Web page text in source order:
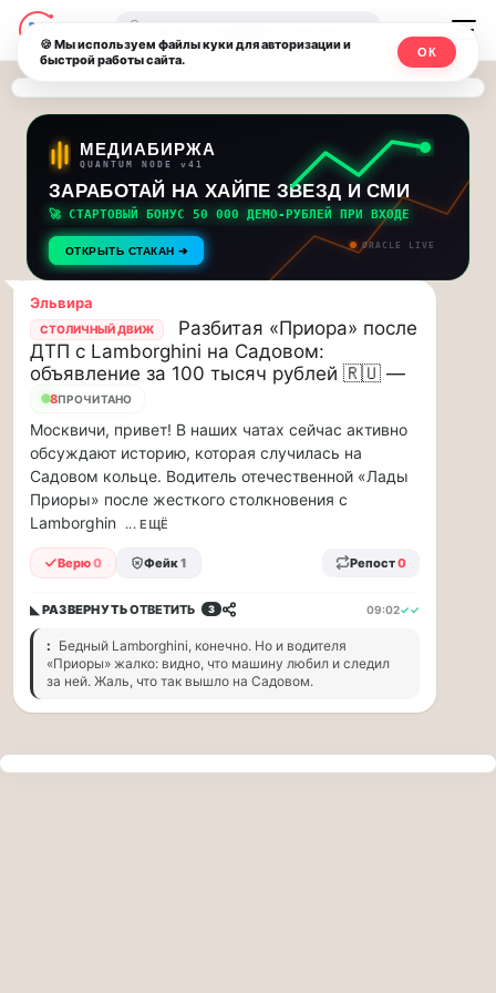
Последние
новости
и
обновления
потока:
Друзья,
приглашаем
на
музыкальную
прогулку
по
Москве
Чайковского!…
приглашаем
на
музыкальную
прогулку
по
Москве
Чайковского!
|
16:00
Петр
Ильич
из
Москвичи.net
—
Главный
столичный
чат-
мессенджер,
новости
и
инсайды
Москвы
🔍
МЕДИАБИРЖА
QUANTUM NODE v41
ЗАРАБОТАЙ НА ХАЙПЕ ЗВЕЗД И СМИ
🚀 СТАРТОВЫЙ БОНУС 50 000 ДЕМО-РУБЛЕЙ ПРИ ВХОДЕ
ОТКРЫТЬ СТАКАН ➔ ORACLE LIVE
Эльвира
СТОЛИЧНЫЙ ДВИЖ
Разбитая «Приора» после
ДТП с Lamborghini на Садовом:
объявление за 100 тысяч рублей 🇷🇺 —
8ПРОЧИТАНО
Москвичи, привет! В наших чатах сейчас активно
обсуждают историю, которая случилась на
Садовом кольце. Водитель отечественной «Лады
Приоры» после жесткого столкновения с
Lamborghin
... ЕЩЁ
Верю0 Фейк1 Репост0
◣ РАЗВЕРНУТЬОТВЕТИТЬ 3 09:02✓✓
: Бедный Lamborghini, конечно. Но и водителя
«Приоры» жалко: видно, что машину любил и следил
за ней. Жаль, что так вышло на Садовом.
🍪 Мы используем файлы куки для авторизации и
быстрой работы сайта.
ОК